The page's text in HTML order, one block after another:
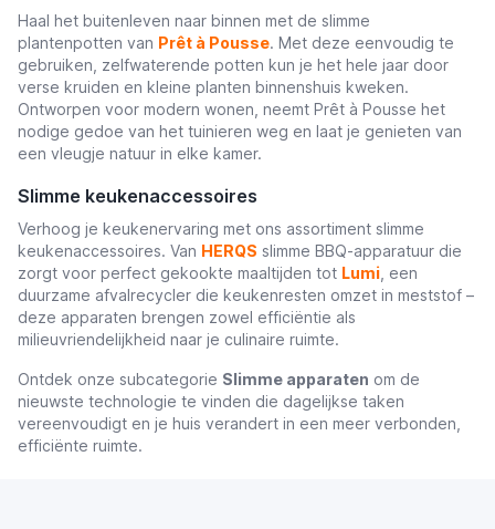
Haal het buitenleven naar binnen met de slimme
plantenpotten van Prêt à Pousse. Met deze eenvoudig te
gebruiken, zelfwaterende potten kun je het hele jaar door
verse kruiden en kleine planten binnenshuis kweken.
Ontworpen voor modern wonen, neemt Prêt à Pousse het
nodige gedoe van het tuinieren weg en laat je genieten van
een vleugje natuur in elke kamer.
Slimme keukenaccessoires
Verhoog je keukenervaring met ons assortiment slimme
keukenaccessoires. Van HERQS slimme BBQ-apparatuur die
zorgt voor perfect gekookte maaltijden tot Lumi , een
duurzame afvalrecycler die keukenresten omzet in meststof –
deze apparaten brengen zowel efficiëntie als
milieuvriendelijkheid naar je culinaire ruimte.
Ontdek onze subcategorie Slimme apparaten om de
nieuwste technologie te vinden die dagelijkse taken
vereenvoudigt en je huis verandert in een meer verbonden,
efficiënte ruimte.